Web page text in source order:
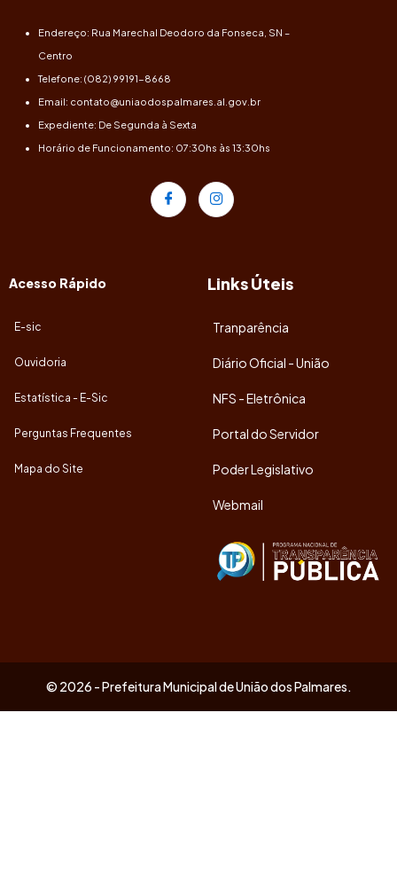
Endereço: Rua Marechal Deodoro da Fonseca, SN –
Centro
Telefone: (082) 99191-8668
Email: contato@uniaodospalmares.al.gov.br
Expediente: De Segunda à Sexta
Horário de Funcionamento: 07:30hs às 13:30hs
Acesso Rápido
E-sic
Ouvidoria
Estatística - E-Sic
Perguntas Frequentes
Mapa do Site
Links Úteis
Tranparência
Diário Oficial - União
NFS - Eletrônica
Portal do Servidor
Poder Legislativo
Webmail
© 2026 - Prefeitura Municipal de União dos Palmares.